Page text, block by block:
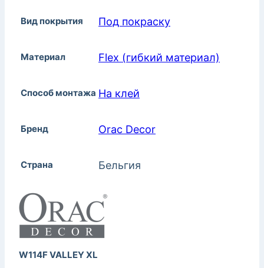
Вид покрытия Под покраску
Материал Flex (гибкий материал)
Способ монтажа На клей
Бренд Orac Decor
Страна Бельгия
W114F VALLEY XL